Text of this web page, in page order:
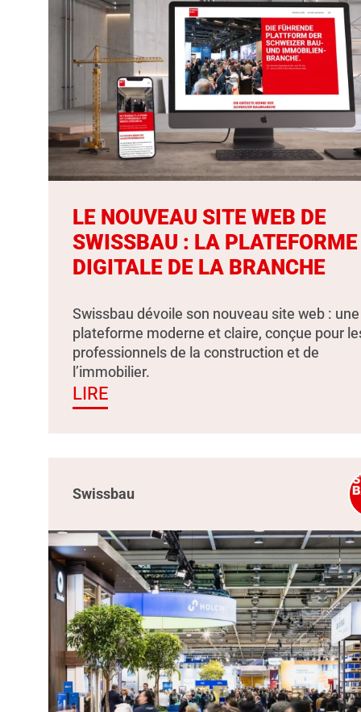
LE NOUVEAU SITE WEB DE
SWISSBAU : LA PLATEFORME
DIGITALE DE LA BRANCHE
Swissbau dévoile son nouveau site web : une
plateforme moderne et claire, conçue pour
professionnels de la construction et de
l’immobilier.
LIRE
Swissbau